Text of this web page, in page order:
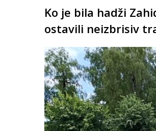
Ko je bila hadži
ostavili neizbrisiv